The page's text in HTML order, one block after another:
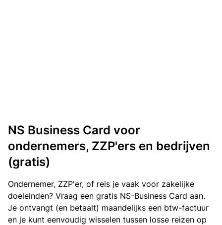
NS Business Card voor
ondernemers, ZZP'ers en bedrijven
(gratis)
Ondernemer, ZZP'er, of reis je vaak voor zakelijke
doeleinden? Vraag een gratis NS-Business Card aan.
Je ontvangt (en betaalt) maandelijks een btw-factuur
en je kunt eenvoudig wisselen tussen losse reizen op